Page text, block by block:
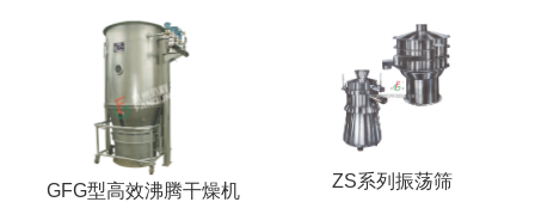
GFG型高效沸腾干燥机 ZS系列振荡筛